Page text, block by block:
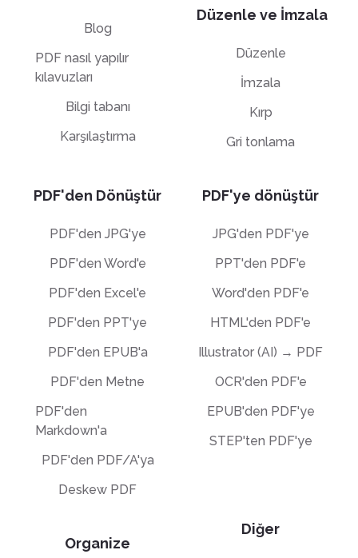
Blog
PDF nasıl yapılır
kılavuzları
Bilgi tabanı
Karşılaştırma
Düzenle ve İmzala
Düzenle
İmzala
Kırp
Gri tonlama
PDF'den Dönüştür
PDF'den JPG'ye
PDF'den Word'e
PDF'den Excel'e
PDF'den PPT'ye
PDF'den EPUB'a
PDF'den Metne
PDF'den
Markdown'a
PDF'den PDF/A'ya
Deskew PDF
Organize
PDF'ye dönüştür
JPG'den PDF'ye
PPT'den PDF'e
Word'den PDF'e
HTML'den PDF'e
Illustrator (AI) → PDF
OCR'den PDF'e
EPUB'den PDF'ye
STEP'ten PDF'ye
Diğer